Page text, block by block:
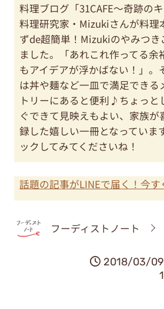
料理ブログ「31CAFE～奇跡の
料理研究家・Mizukiさんが料理
ずde超簡単！Mizukiのやみつき
ました。「あれこれ作ってる余
もアイデアが浮かばない！」。
は丼や麺など一皿で満足できる
トリーにあると便利♪ちょっと
ぐできて見映えもよい、家族が
録した嬉しい一冊となっていま
ックしてみてくださいね！
話題の記事がLINEで届く！今す
フーディストノート
2018/03/09